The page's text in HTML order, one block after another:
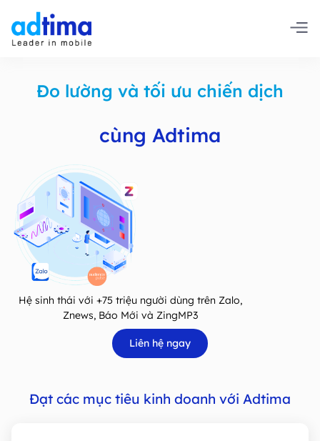
Đo lường và tối ưu chiến dịch
cùng Adtima
Hệ sinh thái với +75 triệu người dùng trên Zalo,
Znews, Báo Mới và ZingMP3
Liên hệ ngay
Đạt các mục tiêu kinh doanh với Adtima